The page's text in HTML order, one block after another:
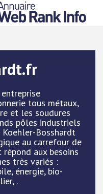
tous métaux,
et les soudures
pôles industriels
Bosshardt
au carrefour de
répond aux besoins
très variés :
énergie, bio-
.